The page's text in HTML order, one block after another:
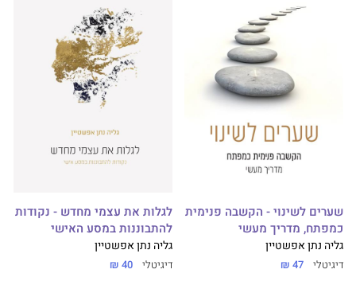
שערים לשינוי - הקשבה פנימית
כמפתח, מדריך מעשי
גליה נתן אפשטיין
דיגיטלי 47 ₪
לגלות את עצמי מחדש - נקודות
להתבוננות במסע האישי
גליה נתן אפשטיין
דיגיטלי 40 ₪